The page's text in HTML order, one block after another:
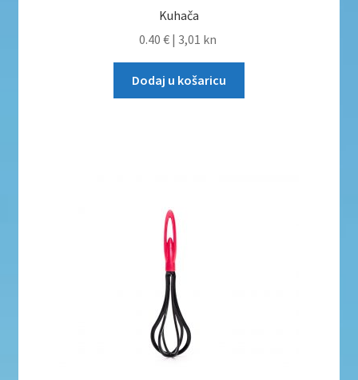
Kuhača
0.40 € | 3,01 kn
Dodaj u košaricu